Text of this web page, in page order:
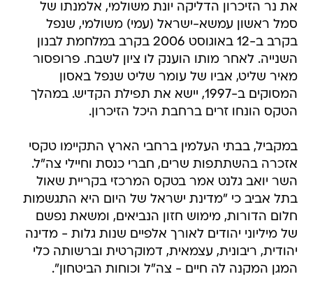
את נר הזיכרון הדליקה יונת משולמי, אלמנתו של
סמל ראשון עמשא-ישראל (עמי) משולמי, שנפל
בקרב ב-12 באוגוסט 2006 בקרב במלחמת לבנון
השנייה. לאחר מותו הוענק לו ציון לשבח. פרופסור
מאיר שליט, אביו של עומר שליט שנפל באסון
המסוקים ב-1997, יישא את תפילת הקדיש. במהלך
הטקס הונחו זרים ברחבת היכל הזיכרון.
במקביל, בבתי העלמין ברחבי הארץ התקיימו טקסי
אזכרה בהשתתפות שרים, חברי כנסת וחיילי צה"ל.
השר יואב גלנט אמר בטקס המרכזי בקריית שאול
בתל אביב כי "מדינת ישראל של היום היא התגשמות
חלום הדורות, מימוש חזון הנביאים, ומשאת נפשם
של מיליוני יהודים לאורך אלפיים שנות גלות - מדינה
יהודית, ריבונית, עצמאית, דמוקרטית וברשותה כלי
המגן המקנה לה חיים - צה"ל וכוחות הביטחון".